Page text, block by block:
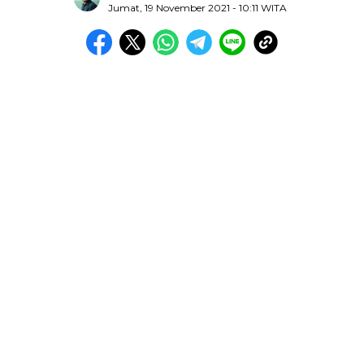
Jumat, 19 November 2021 - 10:11 WITA